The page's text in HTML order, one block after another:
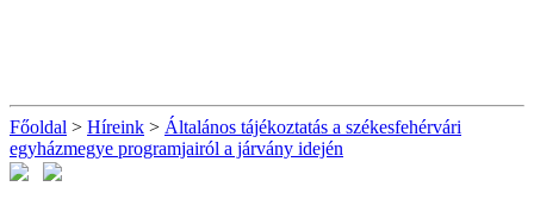
Főoldal > Híreink > Általános tájékoztatás a székesfehérvári
egyházmegye programjairól a járvány idején